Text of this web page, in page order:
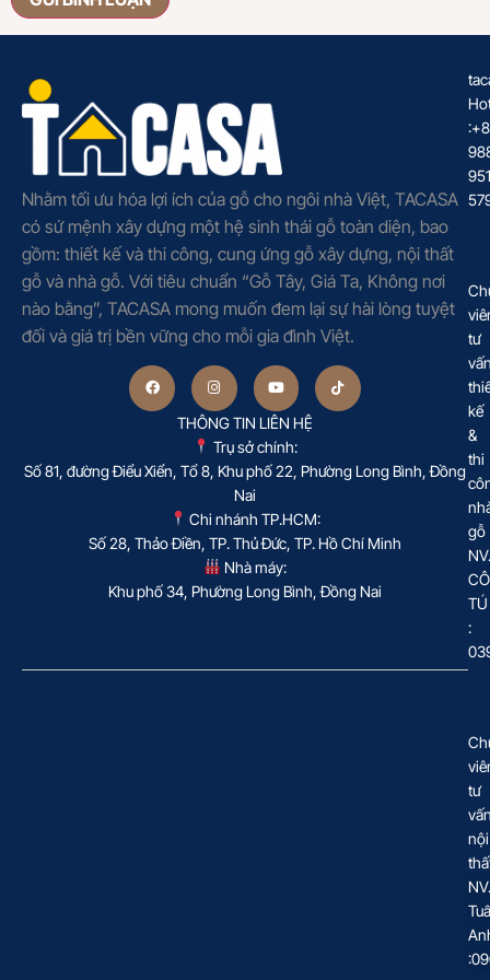
Nhằm tối ưu hóa lợi ích của gỗ cho ngôi nhà Việt, TACASA
có sứ mệnh xây dựng một hệ sinh thái gỗ toàn diện, bao
gồm: thiết kế và thi công, cung ứng gỗ xây dựng, nội thất
gỗ và nhà gỗ. Với tiêu chuẩn “Gỗ Tây, Giá Ta, Không nơi
nào bằng”, TACASA mong muốn đem lại sự hài lòng tuyệt
đối và giá trị bền vững cho mỗi gia đình Việt.
THÔNG TIN LIÊN HỆ
Trụ sở chính:
Số 81, đường Điểu Xiển, Tổ 8, Khu phố 22, Phường Long Bình, Đồng
Nai
Chi nhánh TP.HCM:
Số 28, Thảo Điền, TP. Thủ Đức, TP. Hồ Chí Minh
Nhà máy:
Khu phố 34, Phường Long Bình, Đồng Nai
951
tư
kế
&
thi
gỗ
NV.
TÚ
:
tư
nội
NV.